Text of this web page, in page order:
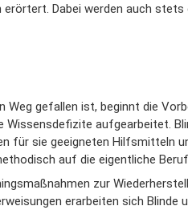
Dabei werden auch
Weg gefallen ist, beginnt die
Wissensdefizite aufgearbeitet.
für sie geeigneten Hilfsmitteln
auf die eigentliche
zur
erarbeiten sich Blinde